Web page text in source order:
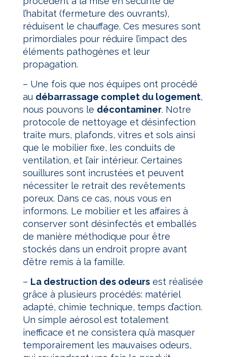
l’habitat (fermeture des ouvrants),
réduisent le chauffage. Ces mesures sont
primordiales pour réduire l’impact des
éléments pathogènes et leur
propagation.
– Une fois que nos équipes ont procédé
au débarrassage complet du logement,
nous pouvons le décontaminer. Notre
protocole de nettoyage et désinfection
traite murs, plafonds, vitres et sols ainsi
que le mobilier fixe, les conduits de
ventilation, et l’air intérieur. Certaines
souillures sont incrustées et peuvent
nécessiter le retrait des revêtements
poreux. Dans ce cas, nous vous en
informons. Le mobilier et les affaires à
conserver sont désinfectés et emballés
de manière méthodique pour être
stockés dans un endroit propre avant
d’être remis à la famille.
– La destruction des odeursest réalisée
grâce à plusieurs procédés: matériel
adapté, chimie technique, temps d’action.
Un simple aérosol est totalement
inefficace et ne consistera qu’à masquer
temporairement les mauvaises odeurs,